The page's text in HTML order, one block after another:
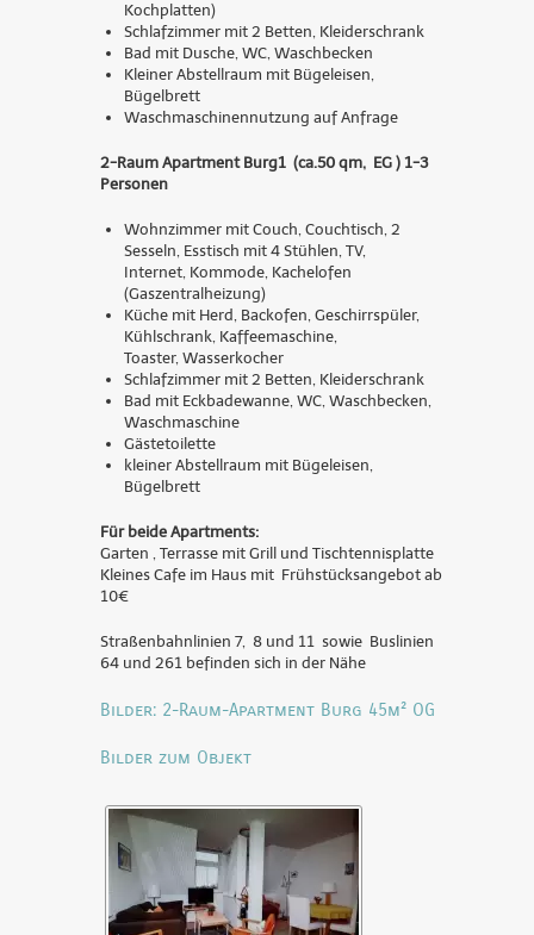
Kochplatten)
Schlafzimmer mit 2 Betten, Kleiderschrank
Bad mit Dusche, WC, Waschbecken
Kleiner Abstellraum mit Bügeleisen,
Bügelbrett
Waschmaschinennutzung auf Anfrage
2-Raum Apartment Burg1 (ca.50 qm, EG ) 1-3
Personen
Wohnzimmer mit Couch, Couchtisch, 2
Sesseln, Esstisch mit 4 Stühlen, TV,
Internet, Kommode, Kachelofen
(Gaszentralheizung)
Küche mit Herd, Backofen, Geschirrspüler,
Kühlschrank, Kaffeemaschine,
Toaster, Wasserkocher
Schlafzimmer mit 2 Betten, Kleiderschrank
Bad mit Eckbadewanne, WC, Waschbecken,
Waschmaschine
Gästetoilette
kleiner Abstellraum mit Bügeleisen,
Bügelbrett
Für beide Apartments:
Garten , Terrasse mit Grill und Tischtennisplatte
Kleines Cafe im Haus mit Frühstücksangebot ab
10€
Straßenbahnlinien 7, 8 und 11 sowie Buslinien
64 und 261 befinden sich in der Nähe
Bilder: 2-Raum-Apartment Burg 45m² OG
Bilder zum Objekt